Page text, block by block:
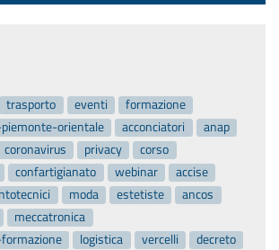
trasporto eventi
formazione
orientale
acconciatori
anap
coronavirus privacy
corso
confartigianato webinar
accise
moda estetiste
ancos
meccatronica
logistica vercelli
decreto